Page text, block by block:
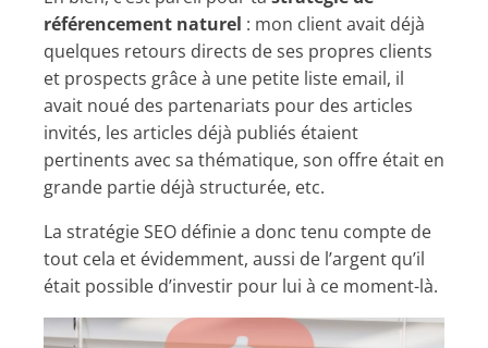
référencement naturel : mon client avait déjà
quelques retours directs de ses propres clients
et prospects grâce à une petite liste email, il
avait noué des partenariats pour des articles
invités, les articles déjà publiés étaient
pertinents avec sa thématique, son offre était en
grande partie déjà structurée, etc.
La stratégie SEO définie a donc tenu compte de
tout cela et évidemment, aussi de l’argent qu’il
était possible d’investir pour lui à ce moment-là.